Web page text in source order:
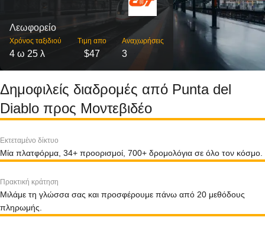
Λεωφορείο
Χρόνος ταξιδιού
4 ω 25 λ
Τιμη απο
$47
Αναχωρήσεις
3
Δημοφιλείς διαδρομές από Punta del
Diablo προς Μοντεβιδέο
Εκτεταμένο δίκτυο
Μία πλατφόρμα, 34+ προορισμοί, 700+ δρομολόγια σε όλο τον κόσμο.
Πρακτική κράτηση
Μιλάμε τη γλώσσα σας και προσφέρουμε πάνω από 20 μεθόδους
πληρωμής.